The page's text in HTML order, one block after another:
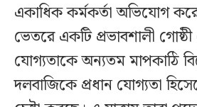
একাধিক কর্মকর্তা অভিযোগ
ভেতরে একটি প্রভাবশালী
যোগ্যতাকে অন্যতম মাপকাঠি
দলবাজিকে প্রধান যোগ্যতা